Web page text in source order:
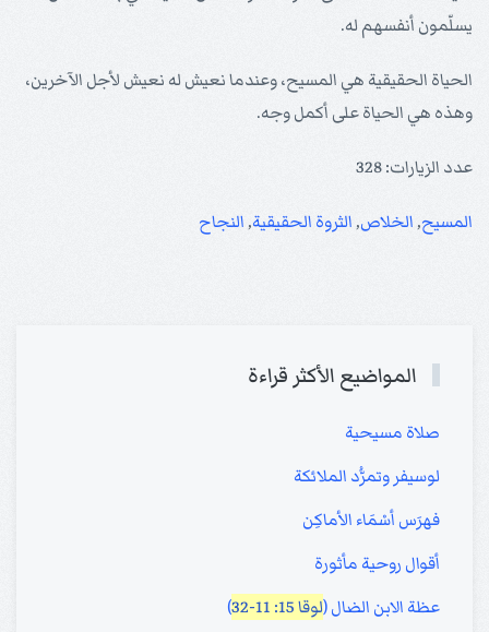
يسلّمون أنفسهم له.
الحياة الحقيقية هي المسيح، وعندما نعيش له نعيش لأجل الآخرين،
وهذه هي الحياة على أكمل وجه.
عدد الزيارات: 328
المسيح,الخلاص,الثروة الحقيقية,النجاح
المواضيع الأكثر قراءة
صلاة مسيحية
لوسيفر وتمرُّد الملائكة
فهرَس أسْمَاء الأماكِن
أقوال روحية مأثورة
عظة الابن الضال (لوقا 15: 11-32 )